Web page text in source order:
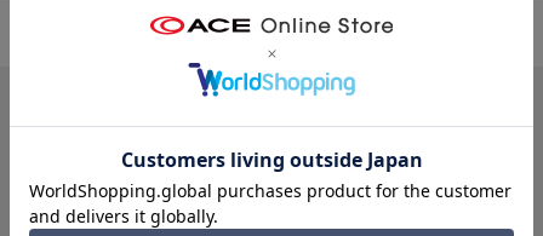
PC スマートフォン
3,300円以上のご購入で
「送料無料」